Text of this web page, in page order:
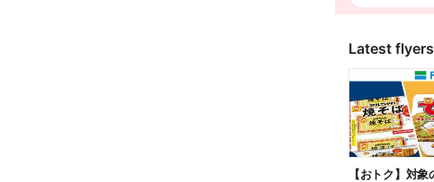
Latest flyers